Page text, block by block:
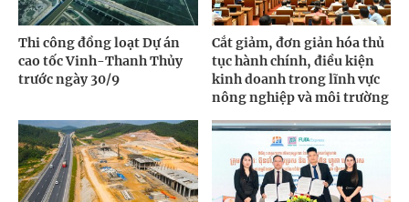
Thi công đồng loạt Dự án
cao tốc Vinh-Thanh Thủy
trước ngày 30/9
Cắt giảm, đơn giản hóa thủ
tục hành chính, điều kiện
kinh doanh trong lĩnh vực
nông nghiệp và môi trường